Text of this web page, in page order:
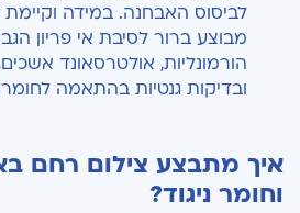
לביסוס האבחנה. במידה וקיימת
מבוצע ברור לסיבת אי פריון
הורמונליות, אולטרסאונד
ובדיקות גנטיות בהתאמה
איך מתבצע צילום רחם
וחומר ניגוד?